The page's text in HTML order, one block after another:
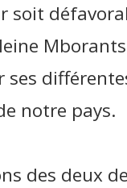
soit
ses
notre pays.
des deux